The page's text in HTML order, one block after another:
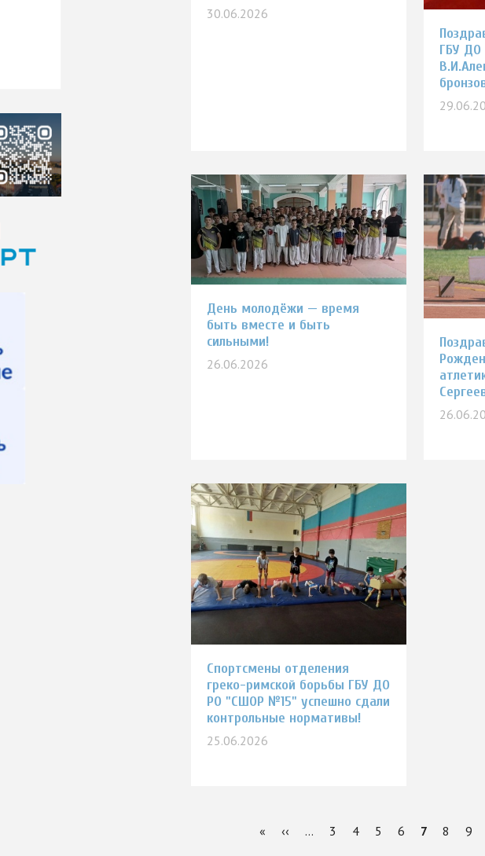
30.06.2026
ГБУ
День молодёжи — время
быть вместе и быть
сильными!
26.06.2026
Спортсмены отделения
греко-римской борьбы ГБУ ДО
РО "СШОР №15" успешно сдали
контрольные нормативы!
25.06.2026
Первая
«
Предыдущая
‹‹ … Page
3 Page
4 Page
5 Page
6
Текущая
7 Page
8 9